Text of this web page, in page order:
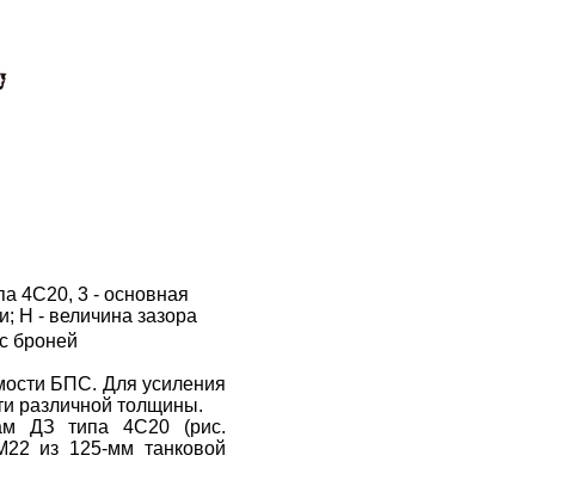
4С20, 3 - основная
Н - величина зазора
броней
БПС. Для усиления
различной толщины.
ДЗ типа 4С20 (рис.
из 125-мм танковой